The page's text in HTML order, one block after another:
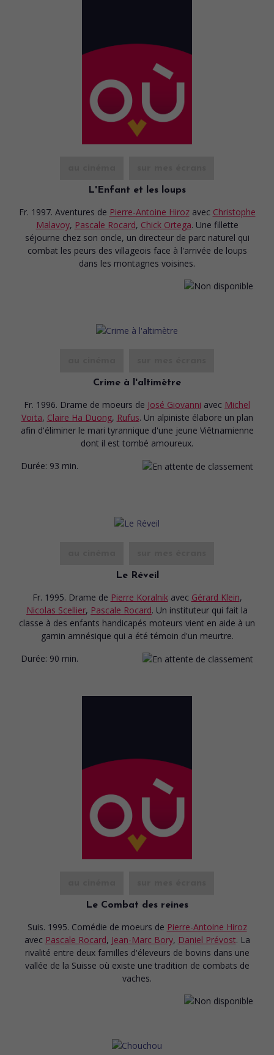
L'Enfant et les loups
Fr. 1997. Aventures de Pierre-Antoine Hiroz avec Christophe
Malavoy, Pascale Rocard, Chick Ortega. Une fillette
séjourne chez son oncle, un directeur de parc naturel qui
combat les peurs des villageois face à l'arrivée de loups
dans les montagnes voisines.
Crime à l'altimètre
Fr. 1996. Drame de moeurs de José Giovanni avec Michel
Voïta, Claire Ha Duong, Rufus. Un alpiniste élabore un plan
afin d'éliminer le mari tyrannique d'une jeune Viêtnamienne
dont il est tombé amoureux.
Durée: 93 min.
Le Réveil
Fr. 1995. Drame de Pierre Koralnik avec Gérard Klein,
Nicolas Scellier, Pascale Rocard. Un instituteur qui fait la
classe à des enfants handicapés moteurs vient en aide à un
gamin amnésique qui a été témoin d'un meurtre.
Durée: 90 min.
Le Combat des reines
Suis. 1995. Comédie de moeurs de Pierre-Antoine Hiroz
avec Pascale Rocard, Jean-Marc Bory, Daniel Prévost. La
rivalité entre deux familles d'éleveurs de bovins dans une
vallée de la Suisse où existe une tradition de combats de
vaches.